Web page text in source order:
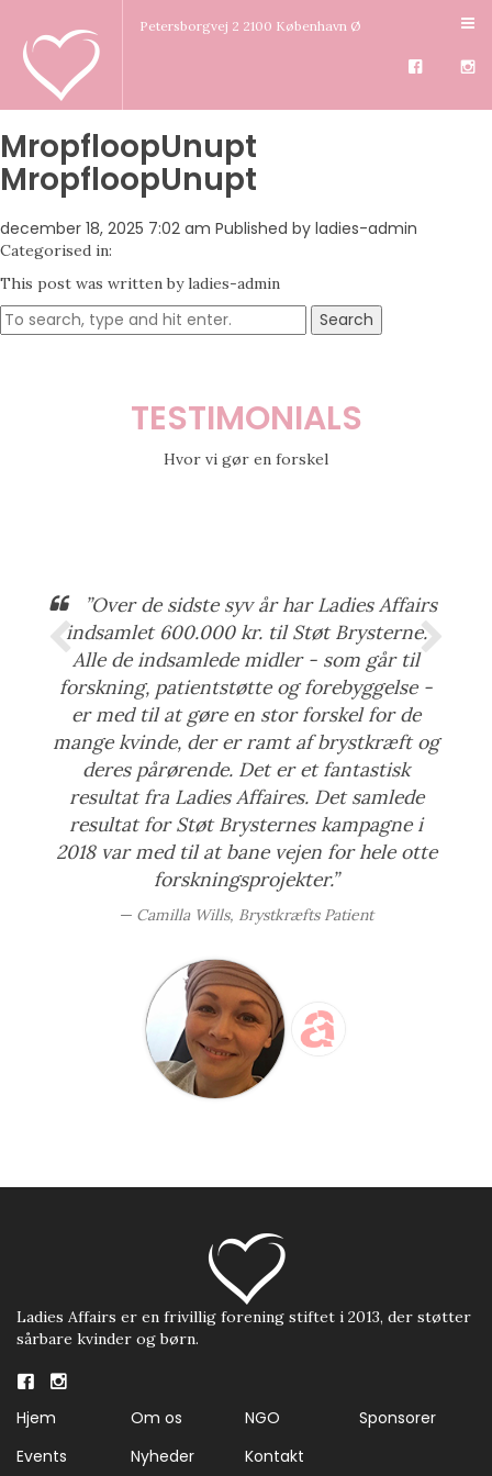
Petersborgvej 2 2100 København Ø
MropfloopUnupt
MropfloopUnupt
december 18, 2025 7:02 am Published by ladies-admin
Categorised in:
This post was written by ladies-admin
Search
TESTIMONIALS
Hvor vi gør en forskel
”Over de sidste syv år har Ladies Affairs
indsamlet 600.000 kr. til Støt Brysterne.
Alle de indsamlede midler - som går til
forskning, patientstøtte og forebyggelse -
er med til at gøre en stor forskel for de
mange kvinde, der er ramt af brystkræft og
deres pårørende. Det er et fantastisk
resultat fra Ladies Affaires. Det samlede
resultat for Støt Brysternes kampagne i
2018 var med til at bane vejen for hele otte
forskningsprojekter.”
Camilla Wills, Brystkræfts Patient
Ladies Affairs er en frivillig forening stiftet i 2013, der støtter
sårbare kvinder og børn.
Hjem Om os NGO
Sponsorer
Events
Nyheder Kontakt